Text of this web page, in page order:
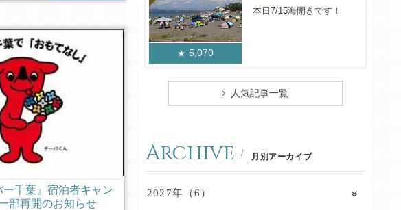
ー千葉』宿泊者キャン
部再開のお知らせ
5,070
本日7/15海開きです！
人気記事一覧
Archive 月別アーカイブ
2027年（6）